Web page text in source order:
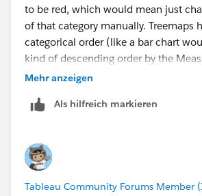
to be red, which would mean just
of that category manually. Treemaps
categorical order (like a bar chart
kind of descending order by the
filter your data and the values are
left.
Mehr anzeigen
Als hilfreich markieren
Tableau Community Forums Member